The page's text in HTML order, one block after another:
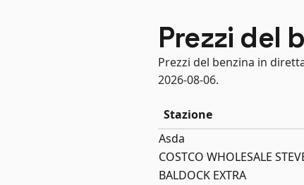
Prezzi del
Prezzi del benzina in
2026-08-06.
Stazione
Asda
COSTCO WHOLESALE
BALDOCK EXTRA